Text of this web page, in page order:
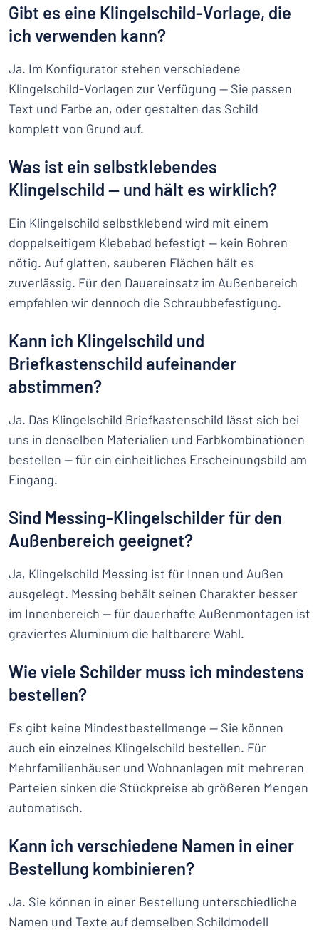
Gibt es eine Klingelschild-Vorlage, die
ich verwenden kann?
Ja. Im Konfigurator stehen verschiedene
Klingelschild-Vorlagen zur Verfügung — Sie passen
Text und Farbe an, oder gestalten das Schild
komplett von Grund auf.
Was ist ein selbstklebendes
Klingelschild — und hält es wirklich?
Ein Klingelschild selbstklebend wird mit einem
doppelseitigem Klebebad befestigt — kein Bohren
nötig. Auf glatten, sauberen Flächen hält es
zuverlässig. Für den Dauereinsatz im Außenbereich
empfehlen wir dennoch die Schraubbefestigung.
Kann ich Klingelschild und
Briefkastenschild aufeinander
abstimmen?
Ja. Das Klingelschild Briefkastenschild lässt sich bei
uns in denselben Materialien und Farbkombinationen
bestellen — für ein einheitliches Erscheinungsbild am
Eingang.
Sind Messing-Klingelschilder für den
Außenbereich geeignet?
Ja, Klingelschild Messing ist für Innen und Außen
ausgelegt. Messing behält seinen Charakter besser
im Innenbereich — für dauerhafte Außenmontagen ist
graviertes Aluminium die haltbarere Wahl.
Wie viele Schilder muss ich mindestens
bestellen?
Es gibt keine Mindestbestellmenge — Sie können
auch ein einzelnes Klingelschild bestellen. Für
Mehrfamilienhäuser und Wohnanlagen mit mehreren
Parteien sinken die Stückpreise ab größeren Mengen
automatisch.
Kann ich verschiedene Namen in einer
Bestellung kombinieren?
Ja. Sie können in einer Bestellung unterschiedliche
Namen und Texte auf demselben Schildmodell